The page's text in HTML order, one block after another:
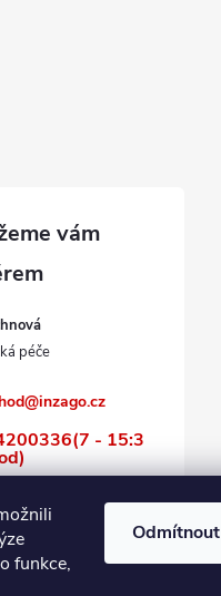
funkce,
Odmítnout
@inzago.cz
- 15:3